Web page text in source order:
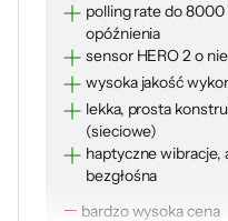
polling rate do
opóźnienia
sensor HERO 2 o
wysoka jakość
lekka, prosta
(sieciowe)
haptyczne wibracje,
bezgłośna
bardzo wysoka cena